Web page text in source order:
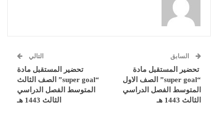
السابق
تحضير المستقبل مادة
“super goal” الصف الاول
المتوسط الفصل الدراسي
الثالث 1443 هـ
التالي
تحضير المستقبل مادة
“super goal” الصف الثالث
المتوسط الفصل الدراسي
الثالث 1443 هـ